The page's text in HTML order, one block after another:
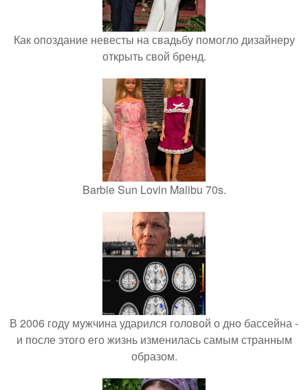
Как опоздание невесты на свадьбу помогло дизайнеру
открыть свой бренд.
Barbie Sun Lovin Malibu 70s.
В 2006 году мужчина ударился головой о дно бассейна -
и после этого его жизнь изменилась самым странным
образом.